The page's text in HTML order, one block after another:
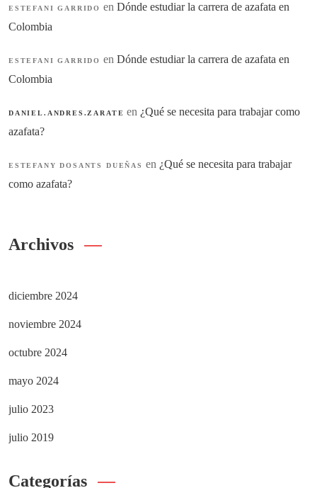
ESTEFANI GARRIDO enDónde estudiar la carrera de azafata en
Colombia
ESTEFANI GARRIDO enDónde estudiar la carrera de azafata en
Colombia
DANIEL.ANDRES.ZARATE en ¿Qué se necesita para trabajar como
azafata?
ESTEFANY DOSANTS DUEÑAS en ¿Qué se necesita para trabajar
como azafata?
Archivos
diciembre 2024
noviembre 2024
octubre 2024
mayo 2024
julio 2023
julio 2019
Categorías